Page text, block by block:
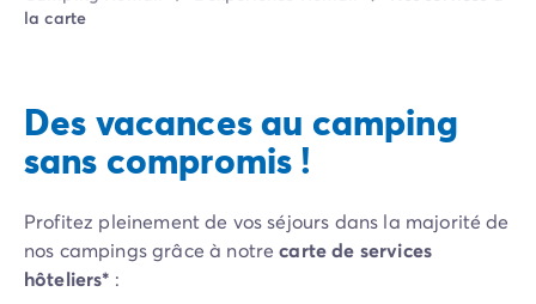
Camping Biarritz
Camping Bretagne
Camping Finistère
Camping Saint-Malo
Camping Morbihan
Camping Vannes
la carte
Des vacances au camping
sans compromis !
Profitez pleinement de vos séjours dans la majorité de
nos campings grâce à notrecarte de services
hôteliers* :